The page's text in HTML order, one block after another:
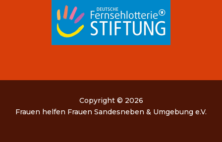
Copyright © 2026
Frauen helfen Frauen Sandesneben & Umgebung e.V.